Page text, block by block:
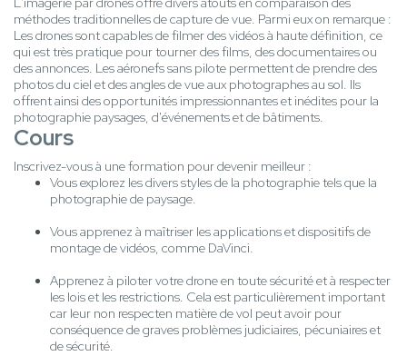
méthodes traditionnelles de capture de vue. Parmi eux on remarque :
Les drones sont capables de filmer des vidéos à haute définition, ce
qui est très pratique pour tourner des films, des documentaires ou
des annonces. Les aéronefs sans pilote permettent de prendre des
photos du ciel et des angles de vue aux photographes au sol. Ils
offrent ainsi des opportunités impressionnantes et inédites pour la
photographie paysages, d'événements et de bâtiments.
Cours
Inscrivez-vous à une formation pour devenir meilleur :
Vous explorez les divers styles de la photographie tels que la
photographie de paysage.
Vous apprenez à maîtriser les applications et dispositifs de
montage de vidéos, comme DaVinci.
Apprenez à piloter votre drone en toute sécurité et à respecter
les lois et les restrictions. Cela est particulièrement important
car leur non respecten matière de vol peut avoir pour
conséquence de graves problèmes judiciaires, pécuniaires et
de sécurité.